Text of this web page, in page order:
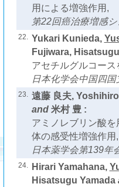
用による増強作用,
第22回癌治療増感
22. Yukari Kunieda,
Fujiwara,
アセチルグルコー
日本化学会中国四
23. 遠藤 良夫,
and 米村 豊 :
アミノレブリン酸
体の感受性増強作用,
日本薬学会第139年
24. Hirari Yamahana,
Hisatsugu Yamada